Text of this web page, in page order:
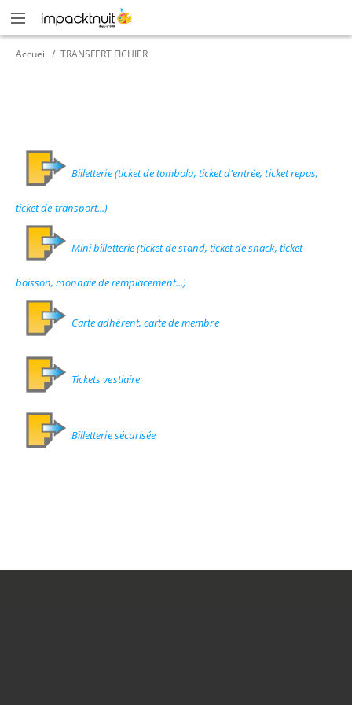
Accueil / TRANSFERT FICHIER
Billetterie (ticket de tombola, ticket d'entrée, ticket repas,
ticket de transport...)
Mini billetterie (ticket de stand, ticket de snack, ticket
boisson, monnaie de remplacement...)
Carte adhérent, carte de membre
Tickets vestiaire
Billetterie sécurisée